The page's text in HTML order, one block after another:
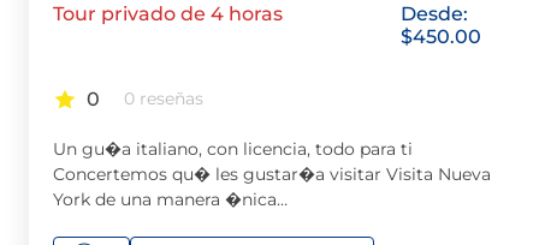
Tour privado de 4 horas
Desde:
$450.00
0 0 reseñas
Un gu�a italiano, con licencia, todo para ti
Concertemos qu� les gustar�a visitar Visita Nueva
York de una manera �nica…